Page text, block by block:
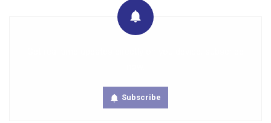
Subscribe